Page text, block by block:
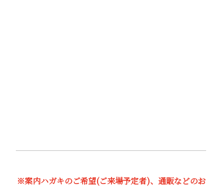
※案内ハガキのご希望(ご来場予定者)、通販などのお